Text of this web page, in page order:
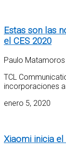
Estas son las
el CES 2020
Paulo Matamoros
TCL
incorporaciones
enero 5, 2020
Xiaomi inicia